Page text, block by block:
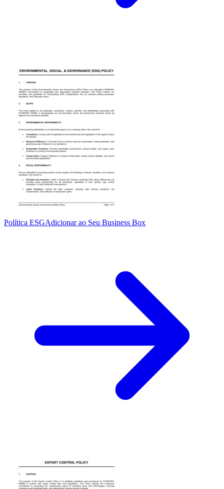
Política ESGAdicionar ao Seu Business Box